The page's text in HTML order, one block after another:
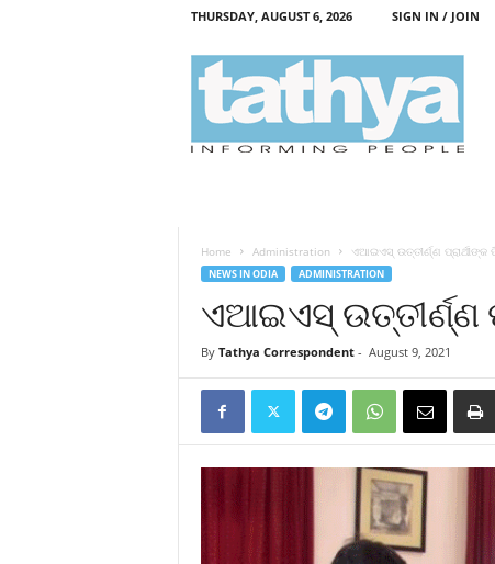
THURSDAY, AUGUST 6, 2026 SIGN IN / JOIN
Home Administration ଏଆଇଏସ୍‍ ଉତ୍ତୀର୍ଣ୍ଣ ପ୍ରାର୍ଥୀଙ୍କ
NEWS IN ODIA ADMINISTRATION
ଏଆଇଏସ୍‍ ଉତ୍ତୀର୍ଣ୍ଣ
By Tathya Correspondent- August 9, 2021